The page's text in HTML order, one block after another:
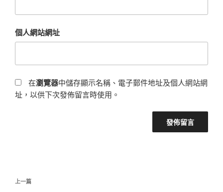
個人網站網址
在瀏覽器中儲存顯示名稱、電子郵件地址及個人網站網
址，以供下次發佈留言時使用。
文
上
上一篇